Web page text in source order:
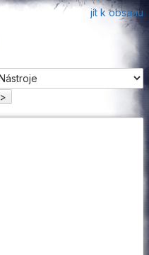
jít k obsahu
>